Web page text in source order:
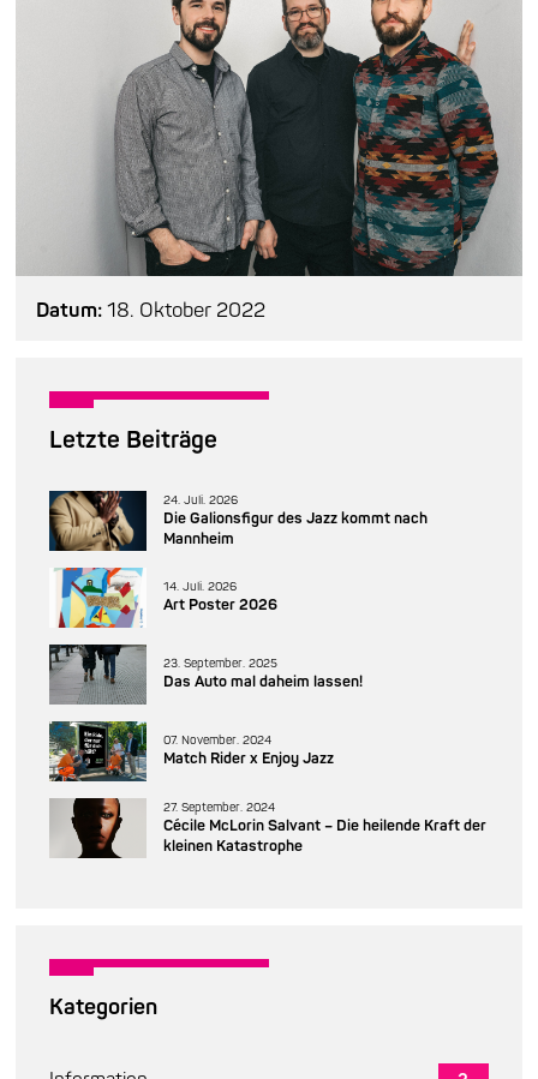
Datum:18. Oktober 2022
Letzte Beiträge
24. Juli. 2026
Die Galionsfigur des Jazz kommt nach
Mannheim
14. Juli. 2026
Art Poster 2026
23. September. 2025
Das Auto mal daheim lassen!
07. November. 2024
Match Rider x Enjoy Jazz
27. September. 2024
Cécile McLorin Salvant – Die heilende Kraft der
kleinen Katastrophe
Kategorien